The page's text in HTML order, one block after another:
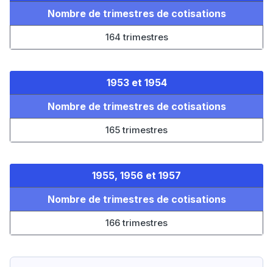
Nombre de trimestres de cotisations
164 trimestres
1953 et 1954
Nombre de trimestres de cotisations
165 trimestres
1955, 1956 et 1957
Nombre de trimestres de cotisations
166 trimestres